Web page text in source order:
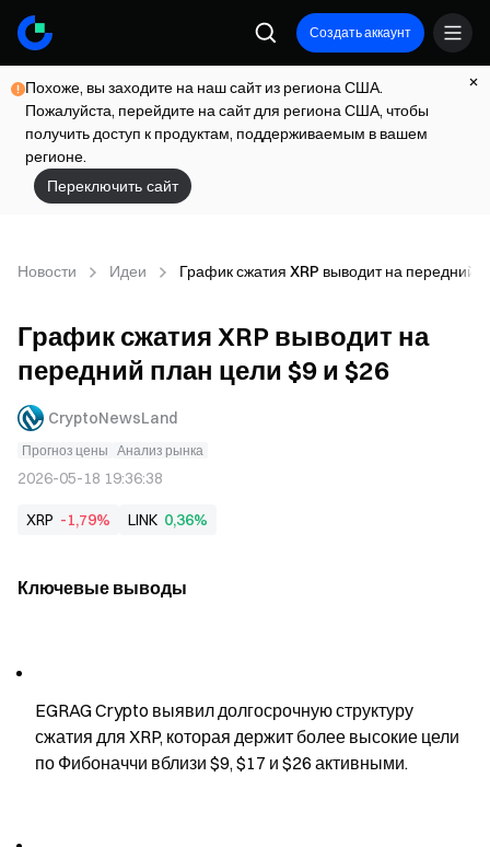
Создать аккаунт
Похоже, вы заходите на наш сайт из региона США.
Пожалуйста, перейдите на сайт для региона США, чтобы
получить доступ к продуктам, поддерживаемым в вашем
регионе.
Переключить сайт
Новости Идеи График сжатия XRP выводит на передний
График сжатия XRP выводит на
передний план цели $9 и $26
CryptoNewsLand
Прогноз цены Анализ рынка
2026-05-18 19:36:38
XRP -1,79% LINK 0,36%
Ключевые выводы
EGRAG Crypto выявил долгосрочную структуру
сжатия для XRP, которая держит более высокие цели
по Фибоначчи вблизи $9, $17 и $26 активными.